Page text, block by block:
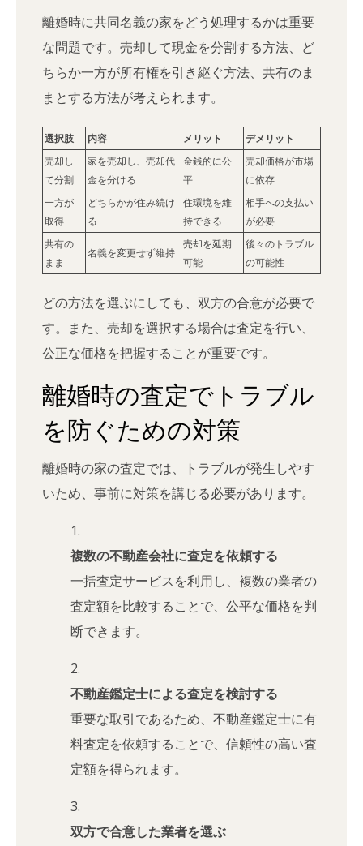
離婚時に共同名義の家をどう処理するかは重要
な問題です。売却して現金を分割する方法、ど
ちらか一方が所有権を引き継ぐ方法、共有のま
まとする方法が考えられます。
選択肢 内容 メリット
デメリット
売却し
て分割
家を売却し、売却代
金を分ける
金銭的に公
平
売却価格が市場
に依存
一方が
取得
どちらかが住み続け
る
住環境を維
持できる
相手への支払い
が必要
共有の
まま
名義を変更せず維持
売却を延期
可能
後々のトラブル
の可能性
どの方法を選ぶにしても、双方の合意が必要で
す。また、売却を選択する場合は査定を行い、
公正な価格を把握することが重要です。
離婚時の査定でトラブル
を防ぐための対策
離婚時の家の査定では、トラブルが発生しやす
いため、事前に対策を講じる必要があります。
複数の不動産会社に査定を依頼する
一括査定サービスを利用し、複数の業者の
査定額を比較することで、公平な価格を判
断できます。
不動産鑑定士による査定を検討する
重要な取引であるため、不動産鑑定士に有
料査定を依頼することで、信頼性の高い査
定額を得られます。
双方で合意した業者を選ぶ